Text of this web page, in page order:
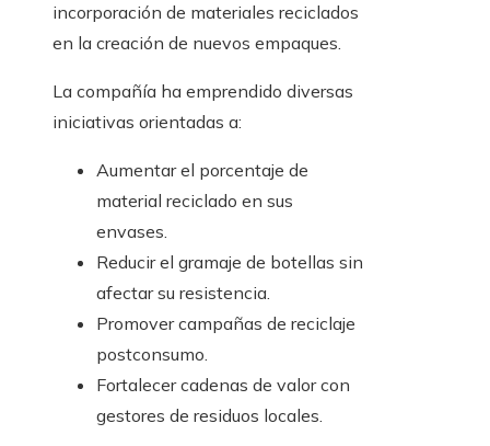
incorporación de materiales reciclados
en la creación de nuevos empaques.
La compañía ha emprendido diversas
iniciativas orientadas a:
Aumentar el porcentaje de
material reciclado en sus
envases.
Reducir el gramaje de botellas sin
afectar su resistencia.
Promover campañas de reciclaje
postconsumo.
Fortalecer cadenas de valor con
gestores de residuos locales.